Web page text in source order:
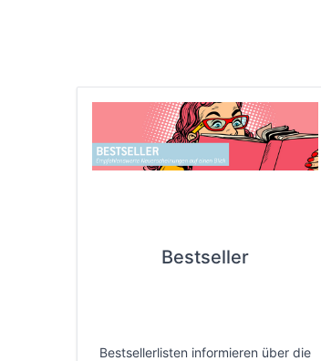
Bestseller
Bestsellerlisten informieren über die